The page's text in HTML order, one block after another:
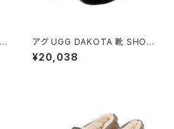
アグ UGG DAKOTA 靴 SHOE
S モカシン 1107949-BLACK-
6 レディース BLACK 23.0cm
¥20,038